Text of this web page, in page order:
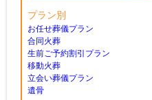
プラン別
お任せ葬儀プラン
合同火葬
生前ご予約割引プラン
移動火葬
立会い葬儀プラン
遺骨